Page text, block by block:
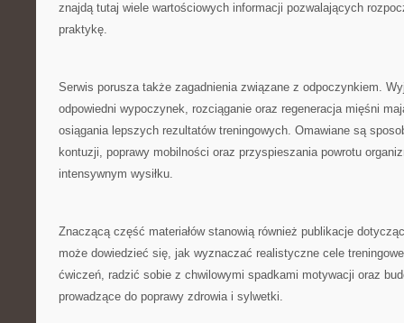
znajdą tutaj wiele wartościowych informacji pozwalających
praktykę.
Serwis porusza także zagadnienia związane z odpoczynkiem.
odpowiedni wypoczynek, rozciąganie oraz regeneracja mięśni
osiągania lepszych rezultatów treningowych. Omawiane są
kontuzji, poprawy mobilności oraz przyspieszania powrotu
intensywnym wysiłku.
Znaczącą część materiałów stanowią również publikacje
może dowiedzieć się, jak wyznaczać realistyczne cele
ćwiczeń, radzić sobie z chwilowymi spadkami motywacji oraz
prowadzące do poprawy zdrowia i sylwetki.